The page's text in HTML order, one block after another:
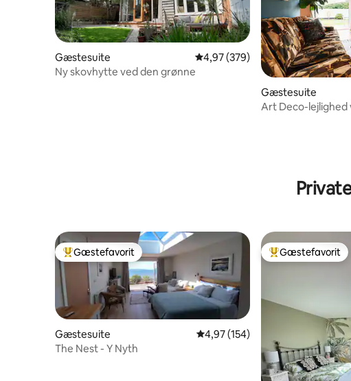
Gæstesuite 4,97 ud af 5 i gennemsnitlig
4,97 (379)
Ny skovhytte ved den grønne
Gæstesuite
Art Deco-lejlighed
Bedste gæstefavorit
Gæstefavorit
Gæstesuite 4,97 ud af 5 i gennemsnitlig
4,97 (154)
The Nest - Y Nyth
Bedste
Gæstefavorit